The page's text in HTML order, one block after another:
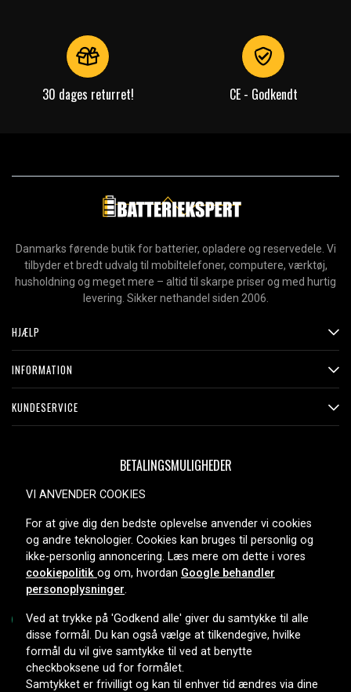
30 dages returret! CE - Godkendt
Danmarks førende butik for batterier, opladere og reservedele. Vi
tilbyder et bredt udvalg til mobiltelefoner, computere, værktøj,
husholdning og meget mere – altid til skarpe priser og med hurtig
levering. Sikker nethandel siden 2006.
HJÆLP
INFORMATION
KUNDESERVICE
BETALINGSMULIGHEDER
LEVERINGSMULIGHEDER
Copyright © 2026, Spares Nordic AB
VI ANVENDER COOKIES
For at give dig den bedste oplevelse anvender vi cookies
og andre teknologier. Cookies kan bruges til personlig og
ikke-personlig annoncering. Læs mere om dette i vores
cookiepolitik og om, hvordan Google behandler
personoplysninger.
Ved at trykke på 'Godkend alle' giver du samtykke til alle
disse formål. Du kan også vælge at tilkendegive, hvilke
formål du vil give samtykke til ved at benytte
checkboksene ud for formålet.
Samtykket er frivilligt og kan til enhver tid ændres via dine